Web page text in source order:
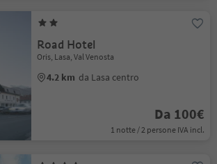
Road Hotel
Oris, Lasa, Val Venosta
4.2 km da Lasa centro
Da 100€
1 notte / 2 persone IVA incl.